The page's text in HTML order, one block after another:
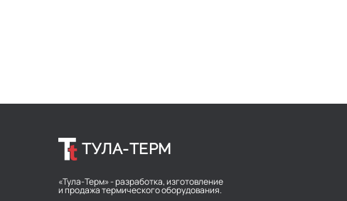
ТУЛА-ТЕРМ
«Тула-Терм» - разработка, изготовление
и продажа термического оборудования.